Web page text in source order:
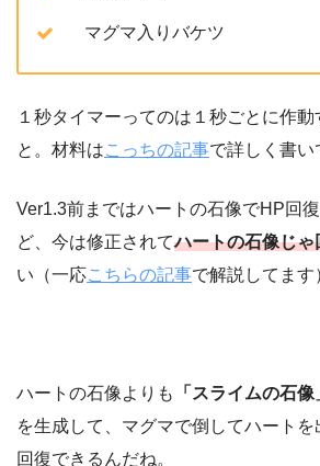
マグマ入りバケツ
１秒タイマーってのは１秒ごとに作動
と。材料はこっちの記事で詳しく書い
Ver1.3前まではハートの石像でHP回
ど、今は修正されてハートの石像じ
い（一応こちらの記事で解説してます
ハートの石像よりも 「スライムの石像
を生成して、マグマで倒してハートを
回復できるんだね。